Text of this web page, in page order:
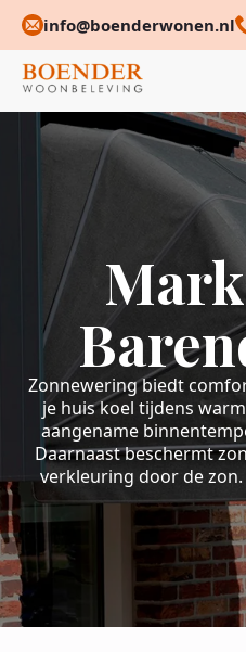
info@boenderwonen.nl
Zonnewering biedt
je huis koel tijdens
aangename
Daarnaast beschermt
verkleuring door de